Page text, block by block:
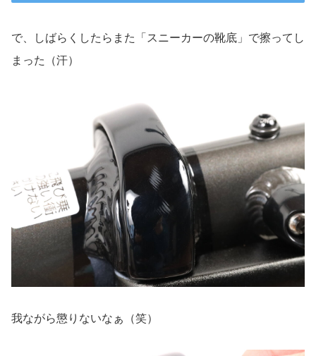
で、しばらくしたらまた「スニーカーの靴底」で擦ってし
まった（汗）
我ながら懲りないなぁ（笑）